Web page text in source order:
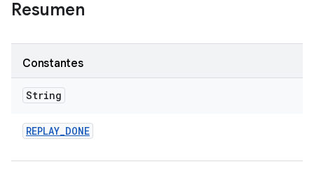
Resumen
Constantes
String
REPLAY_DONE